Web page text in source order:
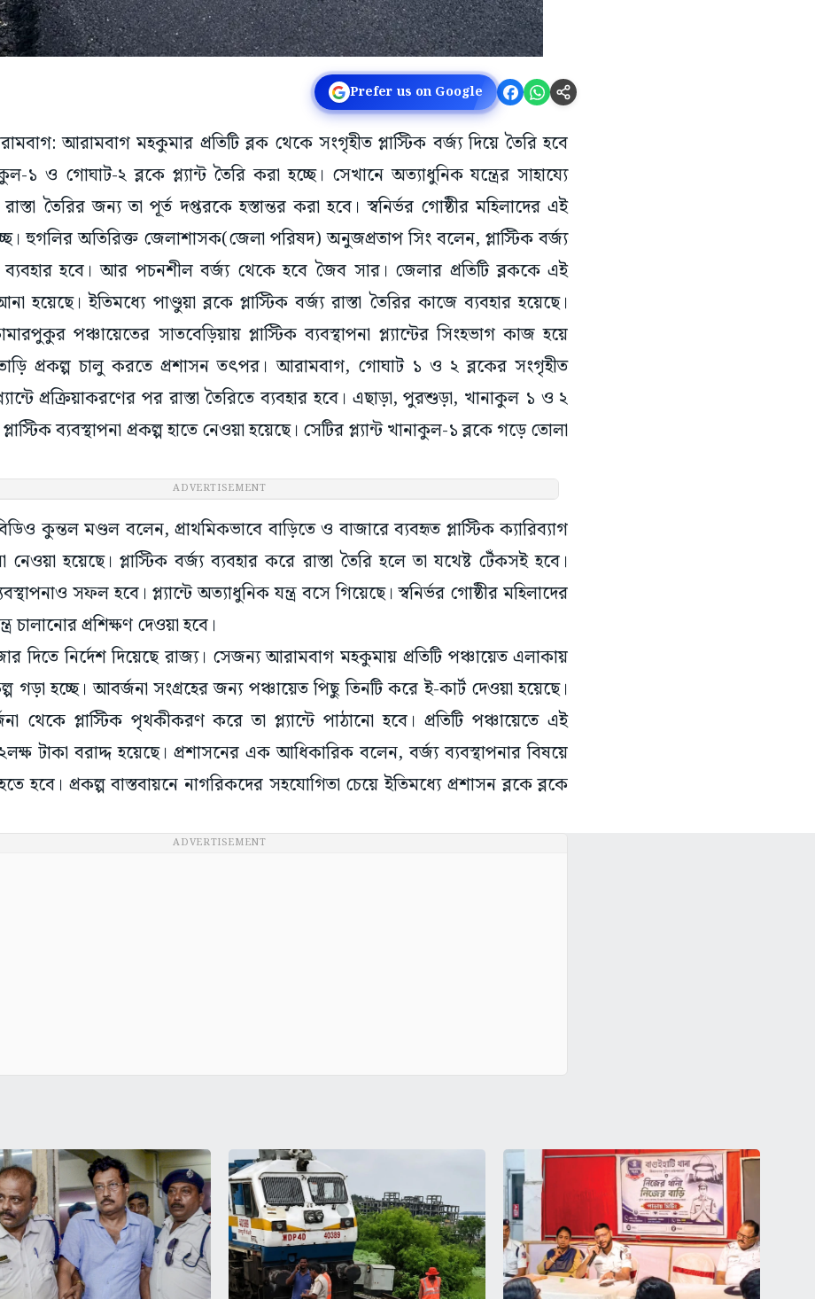
Prefer us on Google
আরামবাগ মহকুমার প্রতিটি ব্লক থেকে সংগৃহীত প্লাস্টিক বর্জ্য দিয়ে তৈরি হবে
১ ও গোঘাট-২ ব্লকে প্ল্যান্ট তৈরি করা হচ্ছে। সেখানে অত্যাধুনিক যন্ত্রের সাহায্যে
তৈরির জন্য তা পূর্ত দপ্তরকে হস্তান্তর করা হবে। স্বনির্ভর গোষ্ঠীর মহিলাদের এই
হুগলির অতিরিক্ত জেলাশাসক(জেলা পরিষদ) অনুজপ্রতাপ সিং বলেন, প্লাস্টিক বর্জ্য
ব্যবহার হবে। আর পচনশীল বর্জ্য থেকে হবে জৈব সার। জেলার প্রতিটি ব্লককে এই
হয়েছে। ইতিমধ্যে পাণ্ডুয়া ব্লকে প্লাস্টিক বর্জ্য রাস্তা তৈরির কাজে ব্যবহার হয়েছে।
পঞ্চায়েতের সাতবেড়িয়ায় প্লাস্টিক ব্যবস্থাপনা প্ল্যান্টের সিংহভাগ কাজ হয়ে
প্রকল্প চালু করতে প্রশাসন তৎপর। আরামবাগ, গোঘাট ১ ও ২ ব্লকের সংগৃহীত
প্রক্রিয়াকরণের পর রাস্তা তৈরিতে ব্যবহার হবে। এছাড়া, পুরশুড়া, খানাকুল ১ ও ২
ব্যবস্থাপনা প্রকল্প হাতে নেওয়া হয়েছে। সেটির প্ল্যান্ট খানাকুল-১ ব্লকে গড়ে তোলা
কুন্তল মণ্ডল বলেন, প্রাথমিকভাবে বাড়িতে ও বাজারে ব্যবহৃত প্লাস্টিক ক্যারিব্যাগ
নেওয়া হয়েছে। প্লাস্টিক বর্জ্য ব্যবহার করে রাস্তা তৈরি হলে তা যথেষ্ট টেঁকসই হবে।
সফল হবে। প্ল্যান্টে অত্যাধুনিক যন্ত্র বসে গিয়েছে। স্বনির্ভর গোষ্ঠীর মহিলাদের
চালানোর প্রশিক্ষণ দেওয়া হবে।
দিতে নির্দেশ দিয়েছে রাজ্য। সেজন্য আরামবাগ মহকুমায় প্রতিটি পঞ্চায়েত এলাকায়
গড়া হচ্ছে। আবর্জনা সংগ্রহের জন্য পঞ্চায়েত পিছু তিনটি করে ই-কার্ট দেওয়া হয়েছে।
থেকে প্লাস্টিক পৃথকীকরণ করে তা প্ল্যান্টে পাঠানো হবে। প্রতিটি পঞ্চায়েতে এই
টাকা বরাদ্দ হয়েছে। প্রশাসনের এক আধিকারিক বলেন, বর্জ্য ব্যবস্থাপনার বিষয়ে
হবে। প্রকল্প বাস্তবায়নে নাগরিকদের সহযোগিতা চেয়ে ইতিমধ্যে প্রশাসন ব্লকে ব্লকে
পর এবার ইডির স্ক্যানারে হাওড়া-ব্যান্ডেল লাইনে লাইনচ্যুত ইঞ্জিন, নাগরিক সুরক্ষায় পাড়া মিটিংয়ে জোর